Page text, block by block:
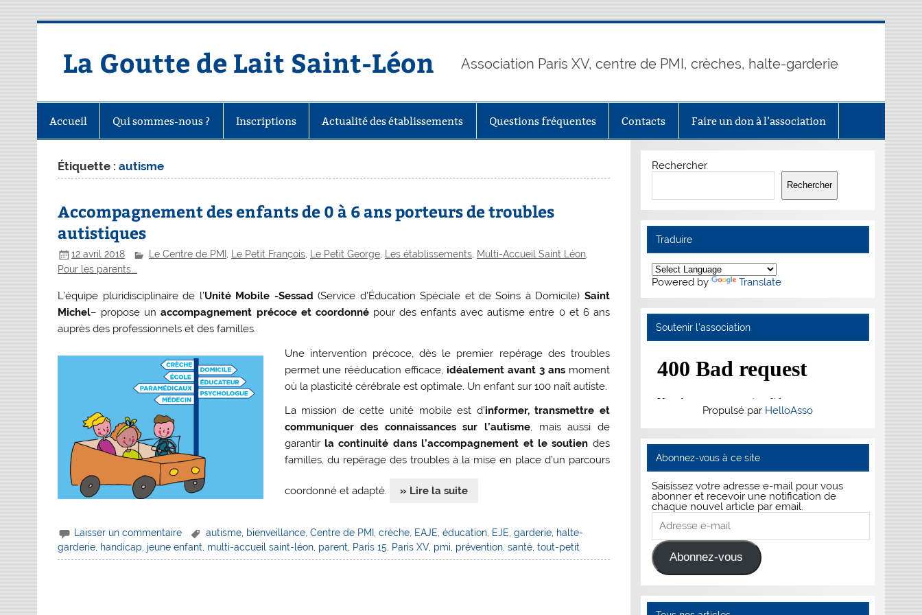
La Goutte de Lait Saint-Léon Association Paris XV, centre de PMI, crèches, halte-garderie
Accueil Qui sommes-nous ? Inscriptions Actualité des établissements Questions fréquentes Contacts Faire un don à l’association
Étiquette :autisme
Accompagnement des enfants de 0 à 6 ans porteurs de troubles
autistiques
12 avril 2018 Le Centre de PMI , Le Petit François, Le Petit George, Les établissements, Multi-Accueil Saint Léon,
Pour les parents...
L’équipe pluridisciplinaire de l’Unité Mobile -Sessad(Service d’Éducation Spéciale et de Soins à Domicile) Saint
Michel– propose unaccompagnement précoce et coordonnépour des enfants avec autisme entre 0 et 6 ans
auprès des professionnels et des familles.
Une intervention précoce, dès le premier repérage des troubles
permet une rééducation efficace, idéalement avant 3 ansmoment
où la plasticité cérébrale est optimale. Un enfant sur 100 naît autiste.
La mission de cette unité mobile est d’informer, transmettre et
communiquer des connaissances sur l’autisme, mais aussi de
garantir la continuité dans l’accompagnement et le soutien des
familles, du repérage des troubles à la mise en place d’un parcours
coordonné et adapté. » Lire la suite
Laisser un commentaire autisme, bienveillance, Centre de PMI crèche, EAJE éducation, EJE garderie, halte-
garderie, handicap, jeune enfant, multi-accueil saint-léon, parent, Paris 15, Paris XV, pmi, prévention,santé,tout-petit
Rechercher
Rechercher
Traduire
Powered by Translate
Soutenir l’association
Propulsé par HelloAsso
Abonnez-vous à ce site
Saisissez votre adresse e-mail pour vous
abonner et recevoir une notification de
chaque nouvel article par email.
Adresse
e-
mail
Abonnez-vous